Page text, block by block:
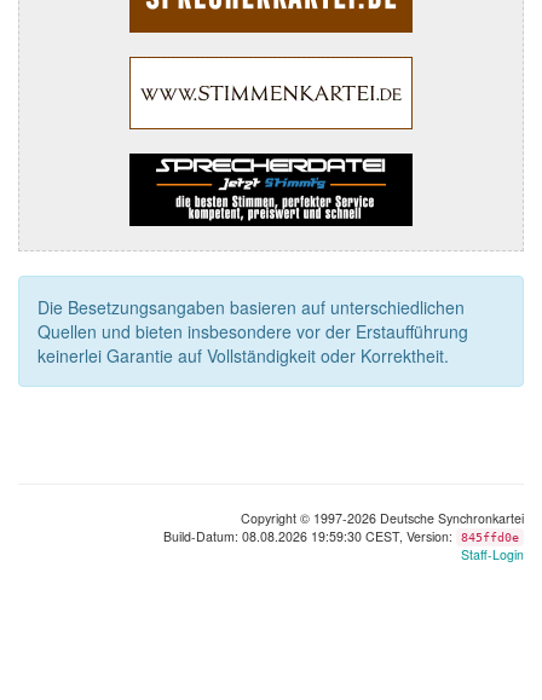
Die Besetzungsangaben basieren auf unterschiedlichen
Quellen und bieten insbesondere vor der Erstaufführung
keinerlei Garantie auf Vollständigkeit oder Korrektheit.
Copyright © 1997-2026 Deutsche Synchronkartei
Build-Datum: 08.08.2026 19:59:30 CEST, Version:
845ffd0e
Staff-Login